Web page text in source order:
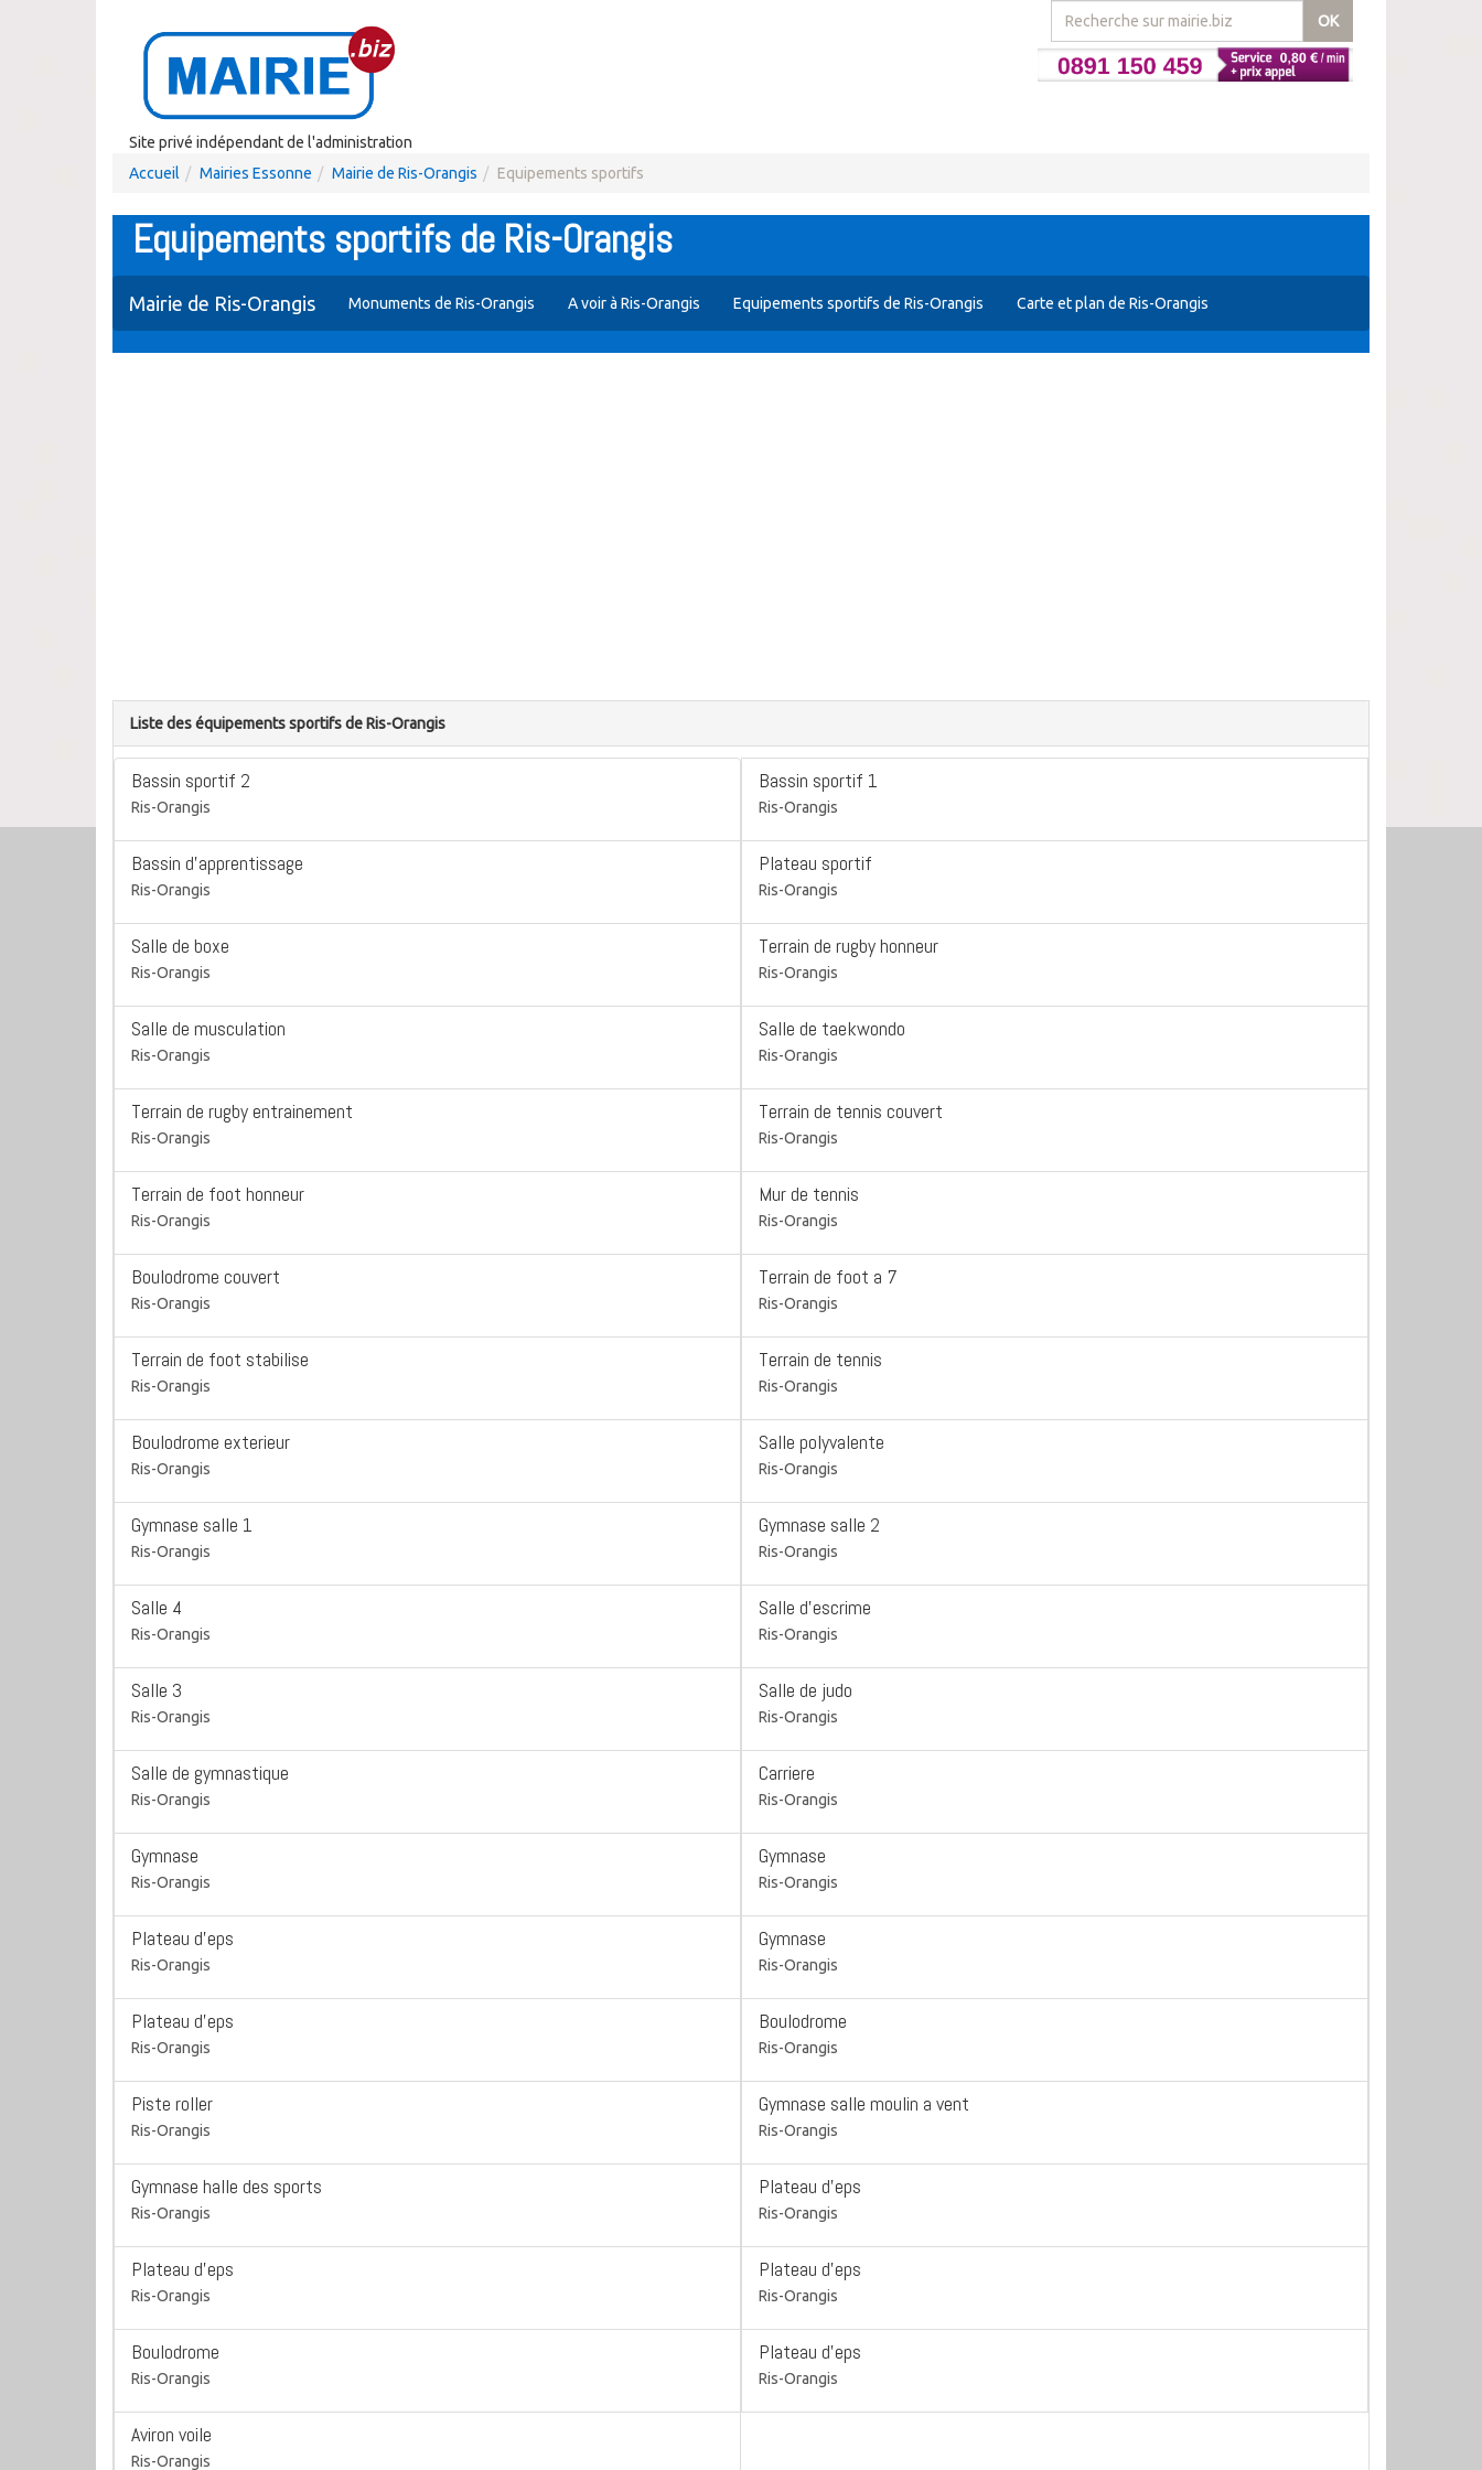
OK
Site privé indépendant de l'administration
Accueil
Mairies Essonne Mairie de Ris-Orangis Equipements sportifs
Equipements sportifs de Ris-Orangis
Mairie de Ris-Orangis Monuments de Ris-Orangis A voir à Ris-Orangis Equipements sportifs de Ris-Orangis Carte et plan de Ris-Orangis
Liste des équipements sportifs de Ris-Orangis
Bassin sportif 2
Ris-Orangis
Bassin sportif 1
Ris-Orangis
Bassin d'apprentissage
Ris-Orangis
Plateau sportif
Ris-Orangis
Salle de boxe
Ris-Orangis
Terrain de rugby honneur
Ris-Orangis
Salle de musculation
Ris-Orangis
Salle de taekwondo
Ris-Orangis
Terrain de rugby entrainement
Ris-Orangis
Terrain de tennis couvert
Ris-Orangis
Terrain de foot honneur
Ris-Orangis
Mur de tennis
Ris-Orangis
Boulodrome couvert
Ris-Orangis
Terrain de foot a 7
Ris-Orangis
Terrain de foot stabilise
Ris-Orangis
Terrain de tennis
Ris-Orangis
Boulodrome exterieur
Ris-Orangis
Salle polyvalente
Ris-Orangis
Gymnase salle 1
Ris-Orangis
Gymnase salle 2
Ris-Orangis
Salle 4
Ris-Orangis
Salle d'escrime
Ris-Orangis
Salle 3
Ris-Orangis
Salle de judo
Ris-Orangis
Salle de gymnastique
Ris-Orangis
Carriere
Ris-Orangis
Gymnase
Ris-Orangis
Gymnase
Ris-Orangis
Plateau d'eps
Ris-Orangis
Gymnase
Ris-Orangis
Plateau d'eps
Ris-Orangis
Boulodrome
Ris-Orangis
Piste roller
Ris-Orangis
Gymnase salle moulin a vent
Ris-Orangis
Gymnase halle des sports
Ris-Orangis
Plateau d'eps
Ris-Orangis
Plateau d'eps
Ris-Orangis
Plateau d'eps
Ris-Orangis
Boulodrome
Ris-Orangis
Plateau d'eps
Ris-Orangis
Aviron voile
Ris-Orangis